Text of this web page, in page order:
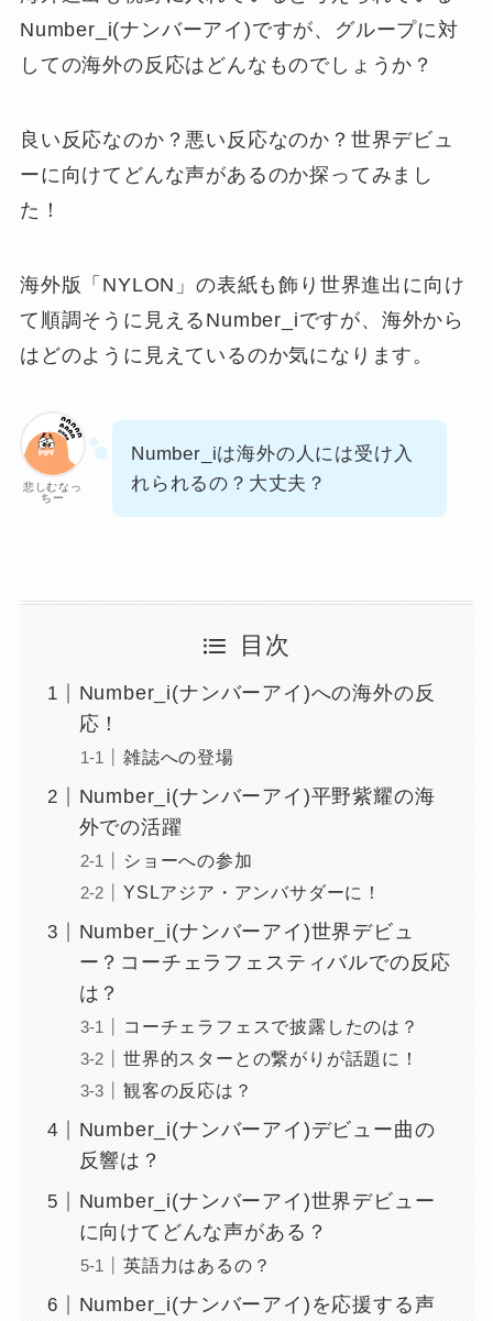
Number_i(ナンバーアイ)ですが、グループに対
しての海外の反応はどんなものでしょうか？
良い反応なのか？悪い反応なのか？世界デビュ
ーに向けてどんな声があるのか探ってみまし
た！
海外版「NYLON」の表紙も飾り世界進出に向け
て順調そうに見えるNumber_iですが、海外から
はどのように見えているのか気になります。
悲しむなっ
ちー
Number_iは海外の人には受け入
れられるの？大丈夫？
目次
Number_i(ナンバーアイ)への海外の反
応！
雑誌への登場
Number_i(ナンバーアイ)平野紫耀の海
外での活躍
ショーへの参加
YSLアジア・アンバサダーに！
Number_i(ナンバーアイ)世界デビュ
ー？コーチェラフェスティバルでの反応
は？
コーチェラフェスで披露したのは？
世界的スターとの繋がりが話題に！
観客の反応は？
Number_i(ナンバーアイ)デビュー曲の
反響は？
Number_i(ナンバーアイ)世界デビュー
に向けてどんな声がある？
英語力はあるの？
Number_i(ナンバーアイ)を応援する声